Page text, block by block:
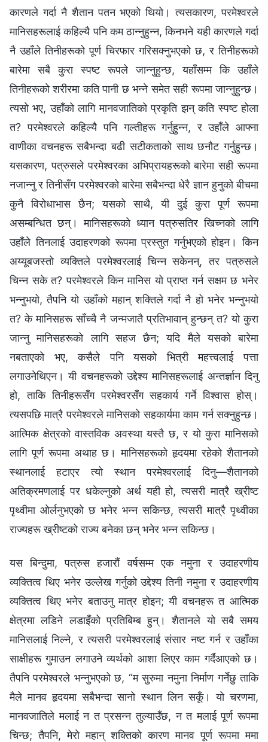
कारणले गर्दा नै शैतान पतन भएको थियो। त्यसकारण, परमेश्‍वरले
मानिसहरूलाई कहिल्यै पनि कम ठान्‍नुहुन्‍न, किनभने यही कारणले गर्दा
नै उहाँले तिनीहरूको पूर्ण चिरफार गरिसक्‍नुभएको छ, र तिनीहरूको
बारेमा सबै कुरा स्पष्ट रूपले जान्‍नुहुन्छ, यहाँसम्‍म कि उहाँले
तिनीहरूको शरीरमा कति पानी छ भन्‍ने समेत सही रूपमा जान्‍नुहुन्छ।
त्यसो भए, उहाँको लागि मानवजातिको प्रकृति झन् कति स्पष्ट होला
त? परमेश्‍वरले कहिल्यै पनि गल्तीहरू गर्नुहुन्‍न, र उहाँले आफ्‍ना
वाणीका वचनहरू सबैभन्दा बढी सटीकताको साथ छनौट गर्नुहुन्छ।
यसकारण, पत्रुसले परमेश्‍वरका अभिप्रायहरूको बारेमा सही रूपमा
नजान्‍नु र तिनीसँग परमेश्‍वरको बारेमा सबैभन्दा धेरै ज्ञान हुनुको बीचमा
कुनै विरोधाभास छैन; यसको साथै, यी दुई कुरा पूर्ण रूपमा
असम्‍बन्धित छन्। मानिसहरूको ध्यान पत्रुसतिर खिच्‍नको लागि
उहाँले तिनलाई उदाहरणको रूपमा प्रस्तुत गर्नुभएको होइन। किन
अय्यूबजस्तो व्यक्तिले परमेश्‍वरलाई चिन्‍न सकेनन्, तर पत्रुसले
चिन्‍न सके त? परमेश्‍वरले किन मानिस यो प्राप्त गर्न सक्षम छ भनेर
भन्‍नुभयो, तैपनि यो उहाँको महान् शक्तिले गर्दा नै हो भनेर भन्‍नुभयो
त? के मानिसहरू साँच्‍चै नै जन्मजातै प्रतिभावान् हुन्छन् त? यो कुरा
जान्‍नु मानिसहरूको लागि सहज छैन; यदि मैले यसको बारेमा
नबताएको भए, कसैले पनि यसको भित्री महत्त्वलाई पत्ता
लगाउनेथिएन। यी वचनहरूको उद्देश्य मानिसहरूलाई अन्तर्ज्ञान दिनु
हो, ताकि तिनीहरूसँग परमेश्‍वरसँग सहकार्य गर्ने विश्‍वास होस्।
त्यसपछि मात्रै परमेश्‍वरले मानिसको सहकार्यमा काम गर्न सक्‍नुहुन्छ।
आत्मिक क्षेत्रको वास्तविक अवस्था यस्तै छ, र यो कुरा मानिसको
लागि पूर्ण रूपमा अथाह छ। मानिसहरूको हृदयमा रहेको शैतानको
स्थानलाई हटाएर त्यो स्थान परमेश्‍वरलाई दिनु—शैतानको
अतिक्रमणलाई पर धकेल्नुको अर्थ यही हो, त्यसरी मात्रै ख्रीष्ट
पृथ्वीमा ओर्लनुभएको छ भनेर भन्‍न सकिन्छ, त्यसरी मात्रै पृथ्वीका
राज्यहरू ख्रीष्टको राज्य बनेका छन् भनेर भन्‍न सकिन्छ।
यस बिन्दुमा, पत्रुस हजारौं वर्षसम्‍म एक नमुना र उदाहरणीय
व्यक्तित्व थिए भनेर उल्‍लेख गर्नुको उद्देश्य तिनी नमुना र उदाहरणीय
व्यक्तित्व थिए भनेर बताउनु मात्र होइन; यी वचनहरू त आत्मिक
क्षेत्रमा लडिने लडाइँको प्रतिबिम्‍ब हुन्। शैतानले यो सबै समय
मानिसलाई निल्‍ने, र त्यसरी परमेश्‍वरलाई संसार नष्ट गर्न र उहाँका
साक्षीहरू गुमाउन लगाउने व्यर्थको आशा लिएर काम गर्दैआएको छ।
तैपनि परमेश्‍वरले भन्‍नुभएको छ, “म सुरुमा नमुना निर्माण गर्नेछु ताकि
मैले मानव हृदयमा सबैभन्दा सानो स्थान लिन सकूँ। यो चरणमा,
मानवजातिले मलाई न त प्रसन्‍न तुल्याउँछ, न त मलाई पूर्ण रूपमा
चिन्छ; तैपनि, मेरो महान् शक्तिको कारण मानव पूर्ण रूपमा ममा